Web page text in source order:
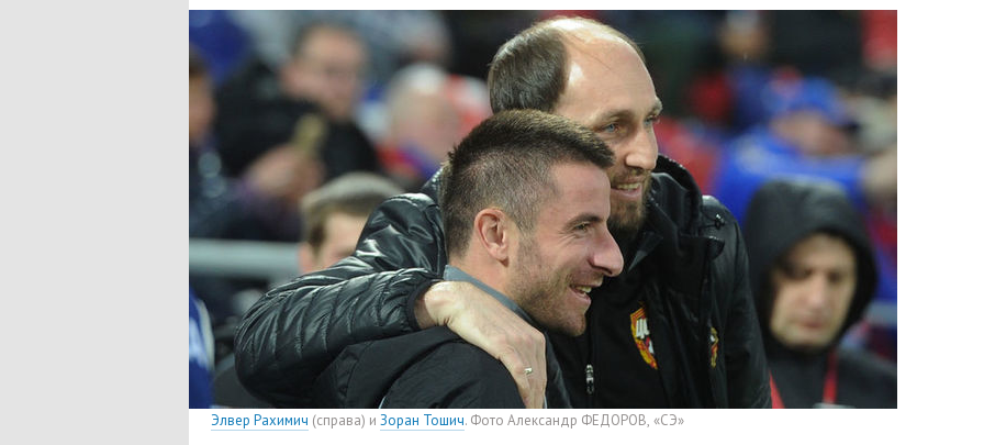
Элвер Рахимич (справа) и Зоран Тошич. Фото Александр ФЕДОРОВ, «СЭ»